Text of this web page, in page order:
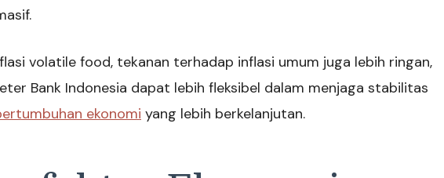
volatile food, tekanan terhadap inflasi umum juga lebih ringan,
Bank Indonesia dapat lebih fleksibel dalam menjaga stabilitas
ekonomi yang lebih berkelanjutan.